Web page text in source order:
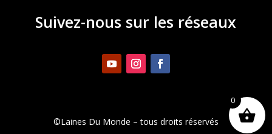
Suivez-nous sur les réseaux
©Laines Du Monde – tous droits réservés
0